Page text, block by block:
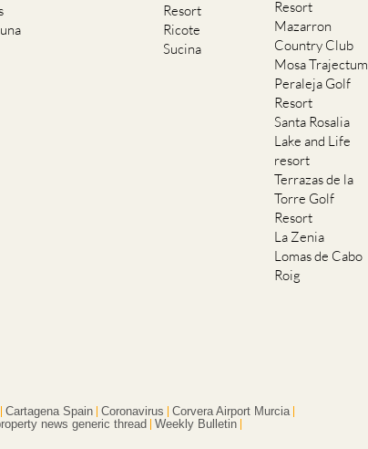
Resort
Ricote
Sucina
Resort
Mazarron
Country Club
Mosa Trajectum
Peraleja Golf
Resort
Santa Rosalia
Lake and Life
resort
Terrazas de la
Torre Golf
Resort
La Zenia
Lomas de Cabo
Roig
Cartagena Spain Coronavirus
Corvera Airport Murcia
news generic thread Weekly Bulletin